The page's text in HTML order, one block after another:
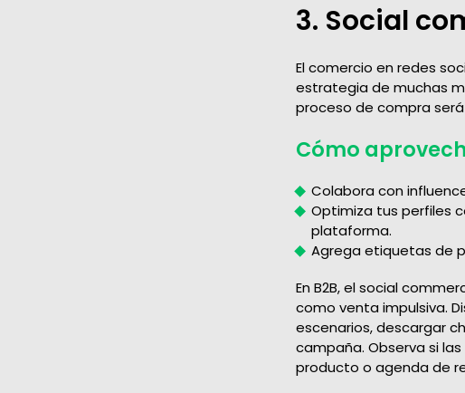
3. Social
El comercio en redes
estrategia de muchas
proceso de compra
Cómo
Colabora con
Optimiza tus perfiles
plataforma.
Agrega etiquetas de
En B2B, el social
como venta impulsiva.
escenarios, descargar
campaña. Observa si
producto o agenda de